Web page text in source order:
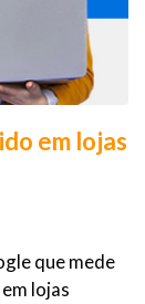
em lojas
que mede
lojas